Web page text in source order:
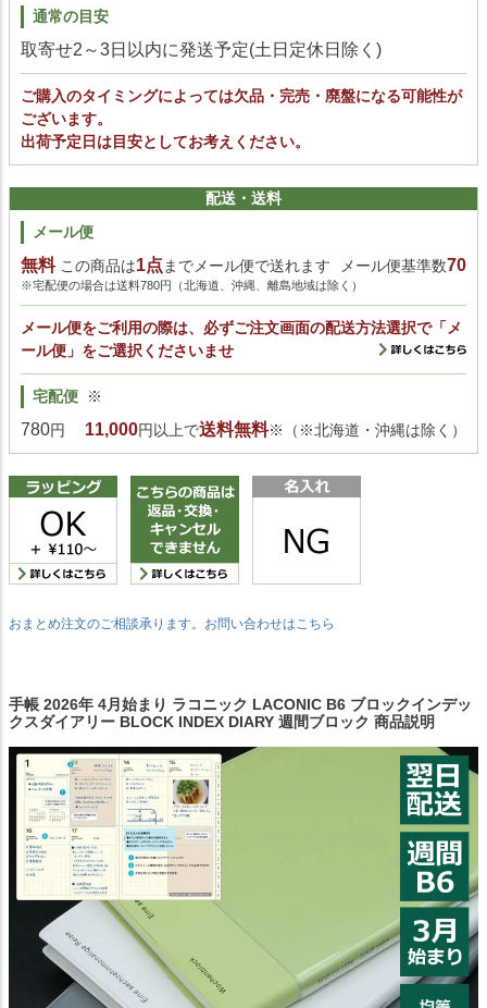
通常の目安
取寄せ2～3日以内に発送予定(土日定休日除く)
ご購入のタイミングによっては欠品・完売・廃盤になる可能性が
ございます。
出荷予定日は目安としてお考えください。
配送・送料
メール便
無料この商品は1点 までメール便で送れます メール便基準数70
※宅配便の場合は送料780円（北海道、沖縄、離島地域は除く）
メール便をご利用の際は、必ずご注文画面の配送方法選択で「メ
ール便」をご選択くださいませ
宅配便
780円
※
11,000円以上で送料無料※（※北海道・沖縄は除く）
おまとめ注文のご相談承ります。お問い合わせはこちら
手帳 2026年 4月始まり ラコニック LACONIC B6 ブロックインデッ
クスダイアリー BLOCK INDEX DIARY 週間ブロック 商品説明